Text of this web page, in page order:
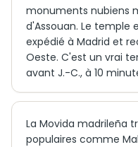
monuments nubiens
d'Assouan. Le temple
expédié à Madrid et
Oeste. C'est un vrai
avant J.-C., à 10
La Movida madrileña
populaires comme